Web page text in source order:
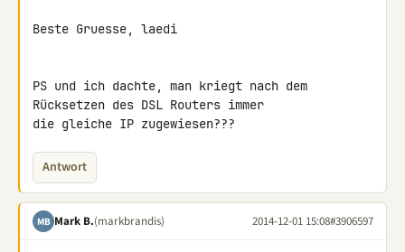
Beste Gruesse, laedi
PS und ich dachte, man kriegt nach dem
Rücksetzen des DSL Routers immer
die gleiche IP zugewiesen???
Antwort
MB Mark B.(markbrandis) 2014-12-01 15:08#3906597